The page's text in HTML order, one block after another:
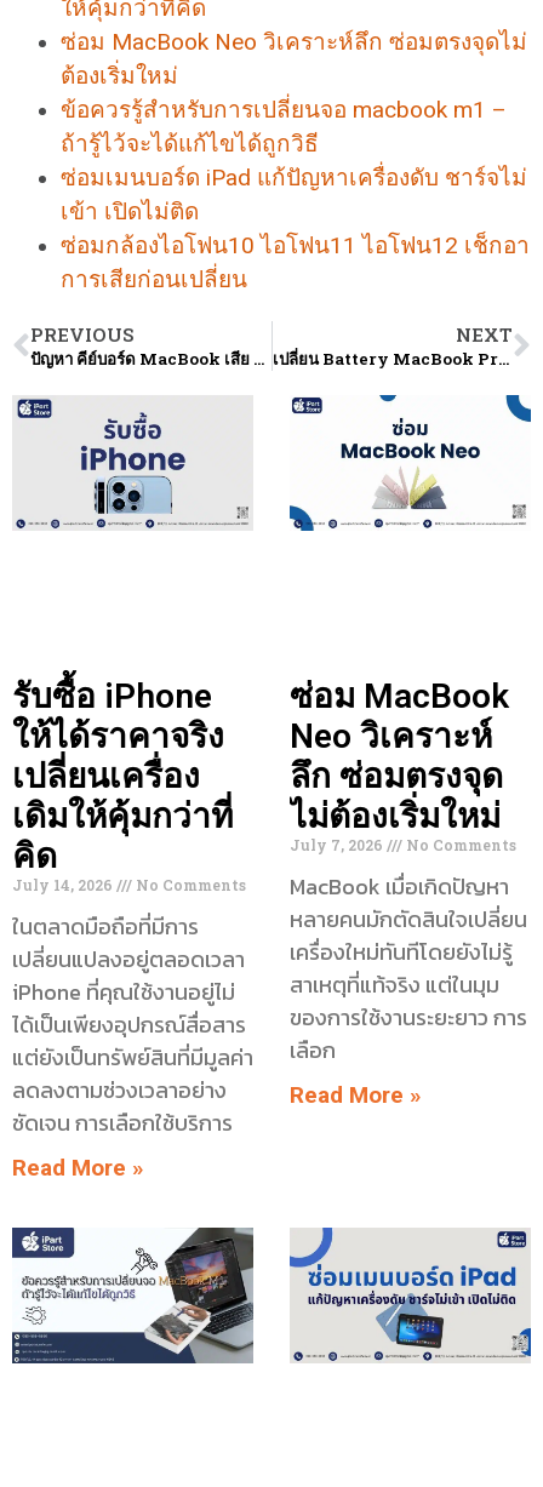
ให้คุ้มกว่าที่คิด
ซ่อม MacBook Neo วิเคราะห์ลึก ซ่อมตรงจุดไม่
ต้องเริ่มใหม่
ข้อควรรู้สำหรับการเปลี่ยนจอ macbook m1 –
ถ้ารู้ไว้จะได้แก้ไขได้ถูกวิธี
ซ่อมเมนบอร์ด iPad แก้ปัญหาเครื่องดับ ชาร์จไม่
เข้า เปิดไม่ติด
ซ่อมกล้องไอโฟน10 ไอโฟน11 ไอโฟน12 เช็กอา
การเสียก่อนเปลี่ยน
PREVIOUS
ปัญหา คีย์บอร์ด MacBook เสีย ใช้งานไม่ได้มีสาเหตุมาจากอะไร
NEXT
เปลี่ยน Battery MacBook Pro 2015 A1618 ของแท้ และ OEM ราคาประหยัด
รับซื้อ iPhone
ให้ได้ราคาจริง
เปลี่ยนเครื่อง
เดิมให้คุ้มกว่าที่
คิด
July 14, 2026 No Comments
ในตลาดมือถือที่มีการ
เปลี่ยนแปลงอยู่ตลอดเวลา
iPhone ที่คุณใช้งานอยู่ไม่
ได้เป็นเพียงอุปกรณ์สื่อสาร
แต่ยังเป็นทรัพย์สินที่มีมูลค่า
ลดลงตามช่วงเวลาอย่าง
ชัดเจน การเลือกใช้บริการ
Read More »
ซ่อม MacBook
Neo วิเคราะห์
ลึก ซ่อมตรงจุด
ไม่ต้องเริ่มใหม่
July 7, 2026 No Comments
MacBook เมื่อเกิดปัญหา
หลายคนมักตัดสินใจเปลี่ยน
เครื่องใหม่ทันทีโดยยังไม่รู้
สาเหตุที่แท้จริง แต่ในมุม
ของการใช้งานระยะยาว การ
เลือก
Read More »